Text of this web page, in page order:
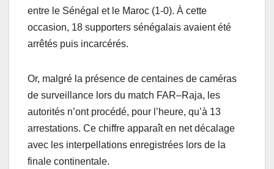
entre le Sénégal et le Maroc (1-0). À cette
occasion, 18 supporters sénégalais avaient été
arrêtés puis incarcérés.
Or, malgré la présence de centaines de caméras
de surveillance lors du match FAR–Raja, les
autorités n’ont procédé, pour l’heure, qu’à 13
arrestations. Ce chiffre apparaît en net décalage
avec les interpellations enregistrées lors de la
finale continentale.